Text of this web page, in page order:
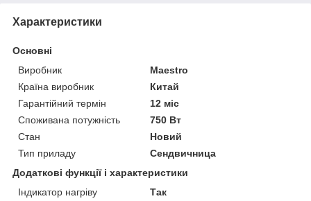
Характеристики
Основні
Виробник
Maestro
Країна виробник
Китай
Гарантійний термін
12 міс
Споживана потужність
750 Вт
Стан
Новий
Тип приладу
Сендвичница
Додаткові функції і характеристики
Індикатор нагріву
Так